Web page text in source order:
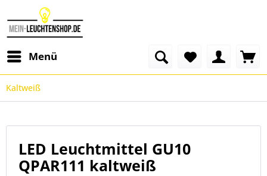
Menü
Kaltweiß
LED Leuchtmittel GU10
QPAR111 kaltweiß